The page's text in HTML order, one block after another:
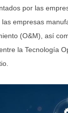
por las
empresas
(O&M), así
la Tecnología